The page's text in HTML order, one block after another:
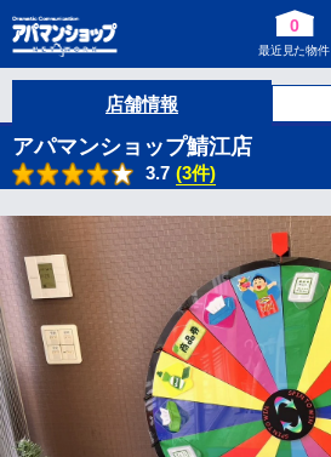
0
最近見た物件
店舗情報
アパマンショップ鯖江店
3.7 (3件)